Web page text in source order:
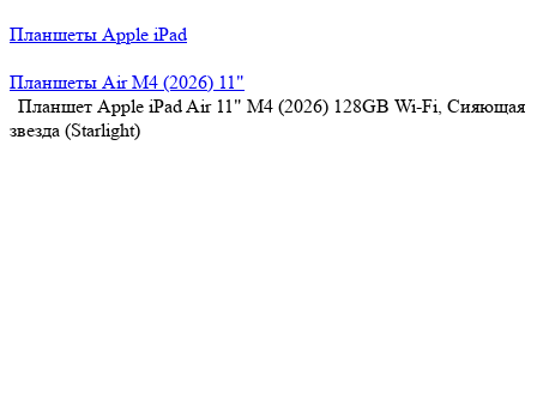
Планшеты Apple iPad
Планшеты Air M4 (2026) 11"
Планшет Apple iPad Air 11" M4 (2026) 128GB Wi-Fi, Сияющая
звезда (Starlight)